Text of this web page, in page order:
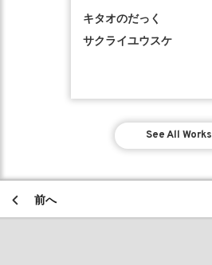
キタオのだっく
サクライユウスケ
See All Works
前へ